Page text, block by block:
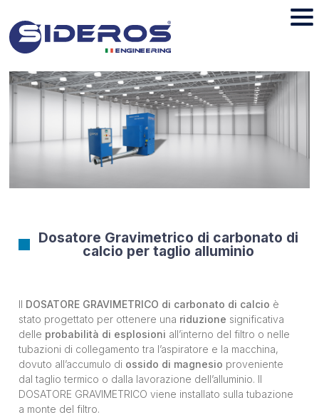
Dosatore Gravimetrico di carbonato di
calcio per taglio alluminio
Il DOSATORE GRAVIMETRICO di carbonato di calcio è
stato progettato per ottenere una riduzione significativa
delle probabilità di esplosioni all’interno del filtro o nelle
tubazioni di collegamento tra l’aspiratore e la macchina,
dovuto all’accumulo di ossido di magnesio proveniente
dal taglio termico o dalla lavorazione dell’alluminio. Il
DOSATORE GRAVIMETRICO viene installato sulla tubazione
a monte del filtro.